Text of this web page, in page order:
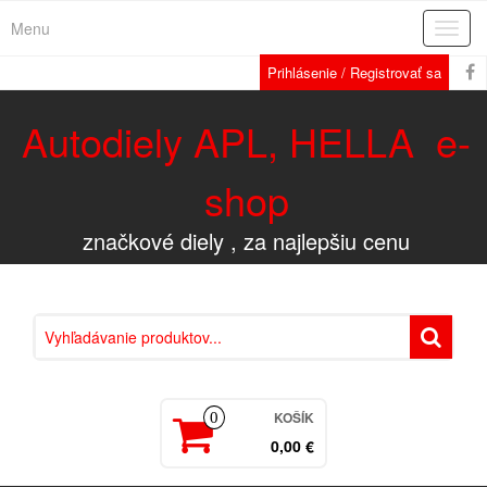
Menu
Prihlásenie / Registrovať sa
Autodiely APL, HELLA e-
shop
značkové diely , za najlepšiu cenu
0 KOŠÍK
0,00 €